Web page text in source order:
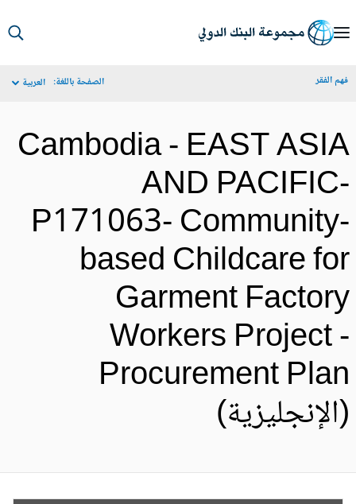
الفقر الصفحة باللغة: العربية
Cambodia - EAST
AND
P171063-
based Childcare
Garment
Workers Project
Procurement